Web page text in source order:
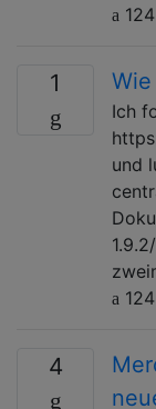
124
1
Ich
und
124
4